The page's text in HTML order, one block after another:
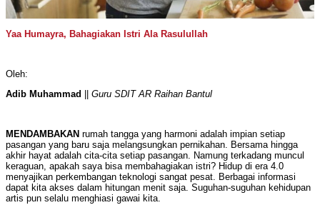
Yaa Humayra, Bahagiakan Istri Ala Rasulullah
Oleh:
Adib Muhammad
Guru SDIT AR Raihan Bantul
MENDAMBAKAN rumah tangga yang harmoni adalah impian setiap
pasangan yang baru saja melangsungkan pernikahan. Bersama hingga
akhir hayat adalah cita-cita setiap pasangan. Namung terkadang muncul
keraguan, apakah saya bisa membahagiakan istri? Hidup di era 4.0
menyajikan perkembangan teknologi sangat pesat. Berbagai informasi
dapat kita akses dalam hitungan menit saja. Suguhan-suguhan kehidupan
artis pun selalu menghiasi gawai kita.